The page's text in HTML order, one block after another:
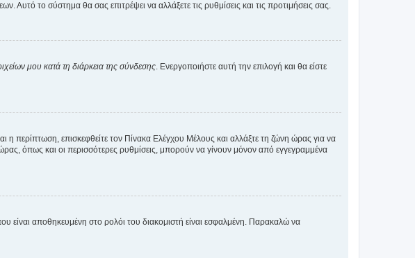
το σύστημα θα σας επιτρέψει να αλλάξετε τις ρυθμίσεις και τις προτιμήσεις σας.
μου κατά τη διάρκεια της σύνδεσης. Ενεργοποιήστε αυτή την επιλογή και θα είστε
η περίπτωση, επισκεφθείτε τον Πίνακα Ελέγχου Μέλους και αλλάξτε τη ζώνη ώρας για να
όπως και οι περισσότερες ρυθμίσεις, μπορούν να γίνουν μόνον από εγγεγραμμένα
είναι αποθηκευμένη στο ρολόι του διακομιστή είναι εσφαλμένη. Παρακαλώ να